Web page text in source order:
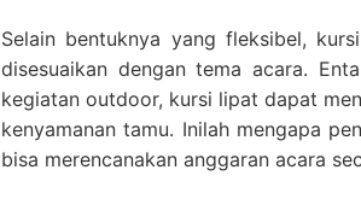
Selain bentuknya yang fleksibel,
disesuaikan dengan tema acara.
kegiatan outdoor, kursi lipat dapat
kenyamanan tamu. Inilah mengapa
bisa merencanakan anggaran acara